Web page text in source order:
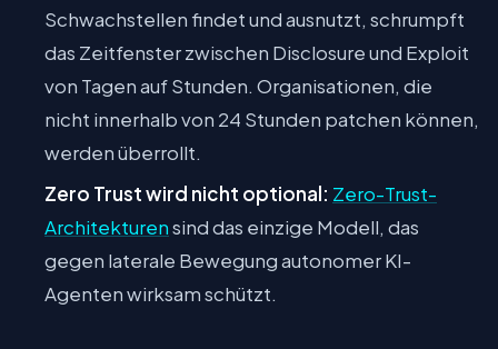
Schwachstellen findet und ausnutzt, schrumpft
das Zeitfenster zwischen Disclosure und Exploit
von Tagen auf Stunden. Organisationen, die
nicht innerhalb von 24 Stunden patchen können,
werden überrollt.
Zero Trust wird nicht optional: Zero-Trust-
Architekturensind das einzige Modell, das
gegen laterale Bewegung autonomer KI-
Agenten wirksam schützt.